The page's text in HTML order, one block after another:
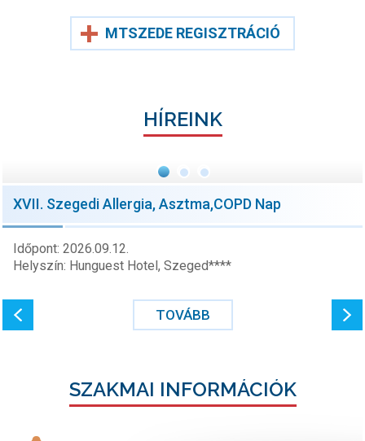
MTSZEDE REGISZTRÁCIÓ
HÍREINK
XVII. Szegedi Allergia, Asztma,COPD Nap
Időpont: 2026.09.12.
Helyszín: Hunguest Hotel, Szeged****
TOVÁBB
SZAKMAI INFORMÁCIÓK